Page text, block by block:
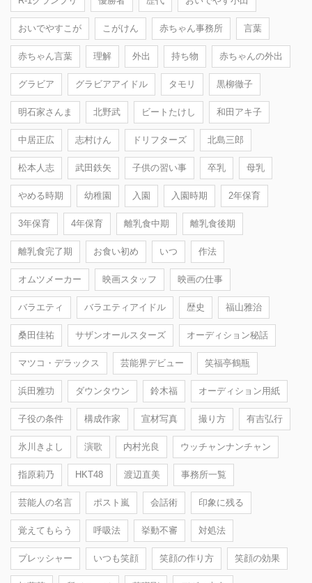
おいでやすこが こがけん 赤ちゃん事務所 言葉
赤ちゃん言葉 理解 外出 持ち物 赤ちゃんの外出
グラビア グラビアアイドル タモリ 黒柳徹子
明石家さんま 北野武 ビートたけし 和田アキ子
中居正広 志村けん ドリフターズ 北島三郎
松本人志 武田鉄矢 子供の習い事 卒乳 母乳
やめる時期 幼稚園 入園 入園時期 2年保育
3年保育 4年保育 離乳食中期 離乳食後期
離乳食完了期 お食い初め いつ 作法
オムツメーカー 映画スタッフ 映画の仕事
バラエティ バラエティアイドル 歴史 福山雅治
桑田佳祐 サザンオールスターズ オーディション秘話
マツコ・デラックス 芸能界デビュー 笑福亭鶴瓶
浜田雅功 ダウンタウン 鈴木福 オーディション用紙
子役の条件 構成作家 宣材写真 撮り方 有吉弘行
氷川きよし 演歌 内村光良 ウッチャンナンチャン
指原莉乃 HKT48 渡辺直美 事務所一覧
芸能人の名言 ポスト嵐 会話術 印象に残る
覚えてもらう 呼吸法 挙動不審 対処法
プレッシャー いつも笑顔 笑顔の作り方 笑顔の効果